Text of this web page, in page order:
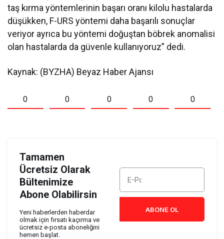
taş kırma yöntemlerinin başarı oranı kilolu hastalarda
düşükken, F-URS yöntemi daha başarılı sonuçlar
veriyor ayrıca bu yöntemi doğuştan böbrek anomalisi
olan hastalarda da güvenle kullanıyoruz” dedi.
Kaynak: (BYZHA) Beyaz Haber Ajansı
0 0 0 0 0
Tamamen
Ücretsiz Olarak
Bültenimize
Abone Olabilirsin
Yeni haberlerden haberdar
olmak için fırsatı kaçırma ve
ücretsiz e-posta aboneliğini
hemen başlat.
ABONE OL